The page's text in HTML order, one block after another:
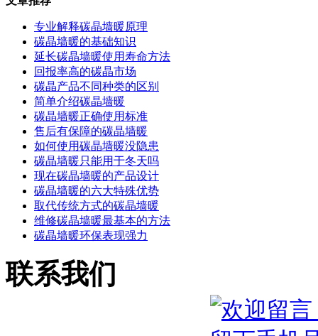
专业解释碳晶墙暖原理
碳晶墙暖的基础知识
延长碳晶墙暖使用寿命方法
回报率高的碳晶市场
碳晶产品不同种类的区别
简单介绍碳晶墙暖
碳晶墙暖正确使用标准
售后有保障的碳晶墙暖
如何使用碳晶墙暖没隐患
碳晶墙暖只能用于冬天吗
现在碳晶墙暖的产品设计
碳晶墙暖的六大特殊优势
取代传统方式的碳晶墙暖
维修碳晶墙暖最基本的方法
碳晶墙暖环保表现强力
联系我们